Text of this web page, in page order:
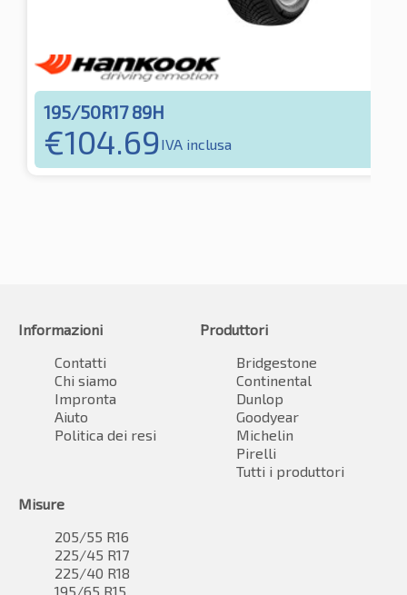
195/50R17 89H
€104.69IVA inclusa
Informazioni
Contatti
Chi siamo
Impronta
Aiuto
Politica dei resi
Produttori
Bridgestone
Continental
Dunlop
Goodyear
Michelin
Pirelli
Tutti i produttori
Misure
205/55 R16
225/45 R17
225/40 R18
195/65 R15